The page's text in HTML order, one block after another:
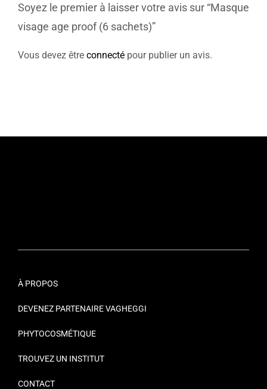
Soyez le premier à laisser votre avis sur “Masque
visage age proof (6 sachets)”
Vous devez être connectépour publier un avis.
À PROPOS
DEVENEZ PARTENAIRE VAGHEGGI
PHYTOCOSMÉTIQUE
TROUVEZ UN INSTITUT
CONTACT